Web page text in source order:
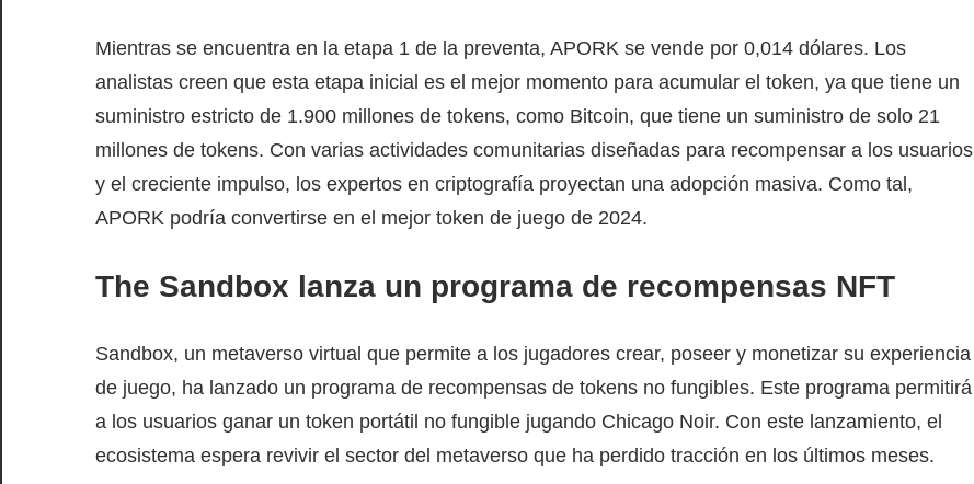
Mientras se encuentra en la etapa 1 de la preventa, APORK se vende por 0,014 dólares. Los
analistas creen que esta etapa inicial es el mejor momento para acumular el token, ya que tiene un
suministro estricto de 1.900 millones de tokens, como Bitcoin, que tiene un suministro de solo 21
millones de tokens. Con varias actividades comunitarias diseñadas para recompensar a los usuarios
y el creciente impulso, los expertos en criptografía proyectan una adopción masiva. Como tal,
APORK podría convertirse en el mejor token de juego de 2024.
The Sandbox lanza un programa de recompensas NFT
Sandbox, un metaverso virtual que permite a los jugadores crear, poseer y monetizar su experiencia
de juego, ha lanzado un programa de recompensas de tokens no fungibles. Este programa permitirá
a los usuarios ganar un token portátil no fungible jugando Chicago Noir. Con este lanzamiento, el
ecosistema espera revivir el sector del metaverso que ha perdido tracción en los últimos meses.